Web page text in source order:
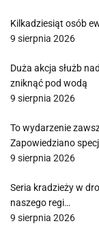
Kilkadziesiąt osób
9 sierpnia 2026
Duża akcja służb
zniknąć pod wodą
9 sierpnia 2026
To wydarzenie
Zapowiedziano
9 sierpnia 2026
Seria kradzieży w
naszego regi…
9 sierpnia 2026